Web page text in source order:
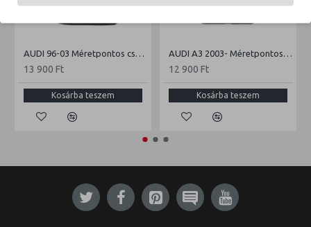
AUDI 96-03 Méretpontos csomagtértálca
13 900 Ft
Kosárba teszem
AUDI A3 2003- Méretpontos csomagtértálca
12 900 Ft
Kosárba teszem